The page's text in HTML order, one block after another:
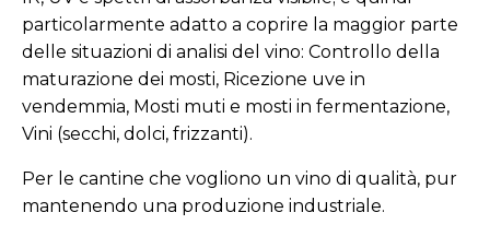
particolarmente adatto a coprire la maggior parte
delle situazioni di analisi del vino: Controllo della
maturazione dei mosti, Ricezione uve in
vendemmia, Mosti muti e mosti in fermentazione,
Vini (secchi, dolci, frizzanti).
Per le cantine che vogliono un vino di qualità, pur
mantenendo una produzione industriale.